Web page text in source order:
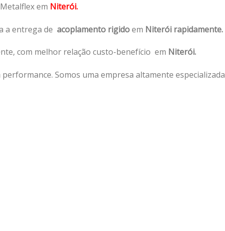
em Niterói.
a entrega de acoplamento rigidoem Niterói rapidamente.
com melhor relação custo-benefício em Niterói.
Somos uma empresa altamente especializada